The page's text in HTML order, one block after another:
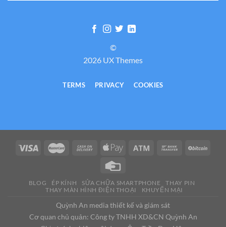
©
2026 UX Themes
TERMS PRIVACY COOKIES
BLOG ÉP KÍNH SỬA CHỮA SMARTPHONE
THAY PIN
THAY MÀN HÌNH ĐIỆN THOẠI
KHUYẾN MẠI
Quỳnh An media thiết kế và giám sát
Cơ quan chủ quản: Công ty TNHH XD&CN Quỳnh An